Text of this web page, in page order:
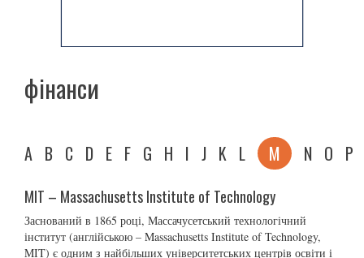
фінанси
A B C D E F G H I J K L M N O P
MIT – Massachusetts Institute of Technology
Заснований в 1865 році, Массачусетський технологічний
інститут (англійською – Massachusetts Institute of Technology,
MIT) є одним з найбільших університетських центрів освіти і